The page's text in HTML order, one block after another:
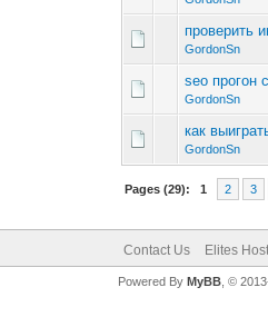
проверить
GordonSn
seo прогон
GordonSn
как
GordonSn
Pages (29): 1 2 3
Contact Us Elites Host
Powered By MyBB, ©